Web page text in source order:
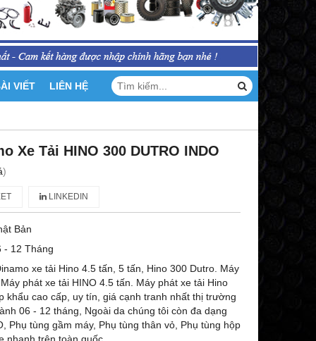
VIẾT LIÊN HỆ
Xe Tải HINO 300 DUTRO INDO
)
LINKEDIN
Bản
- 12 Tháng
xe tải Hino 4.5 tấn, 5 tấn, Hino 300 Dutro. Máy
phát xe tải HINO 4.5 tấn. Máy phát xe tải Hino
khẩu cao cấp, uy tín, giá cạnh tranh nhất thị trường
06 - 12 tháng, Ngoài da chúng tôi còn đa dạng
Phụ tùng gầm máy, Phụ tùng thân vỏ, Phụ tùng hộp